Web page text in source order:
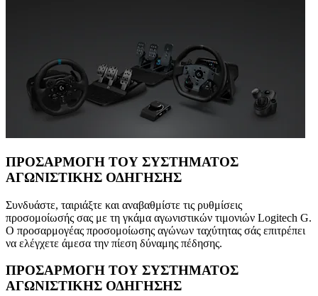
ΠΡΟΣΑΡΜΟΓΗ ΤΟΥ ΣΥΣΤΗΜΑΤΟΣ
ΑΓΩΝΙΣΤΙΚΗΣ ΟΔΗΓΗΣΗΣ
Συνδυάστε, ταιριάξτε και αναβαθμίστε τις ρυθμίσεις
προσομοίωσής σας με τη γκάμα αγωνιστικών τιμονιών Logitech G.
Ο προσαρμογέας προσομοίωσης αγώνων ταχύτητας σάς επιτρέπει
να ελέγχετε άμεσα την πίεση δύναμης πέδησης.
ΠΡΟΣΑΡΜΟΓΗ ΤΟΥ ΣΥΣΤΗΜΑΤΟΣ
ΑΓΩΝΙΣΤΙΚΗΣ ΟΔΗΓΗΣΗΣ